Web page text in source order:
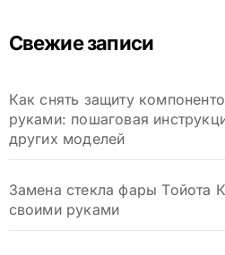
:Свежие записи
Как снять защиту
руками: пошаговая
других моделей
Замена стекла фары Тойота
своими руками